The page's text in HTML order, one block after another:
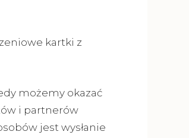
kartki z
możemy okazać
i partnerów
jest wysłanie